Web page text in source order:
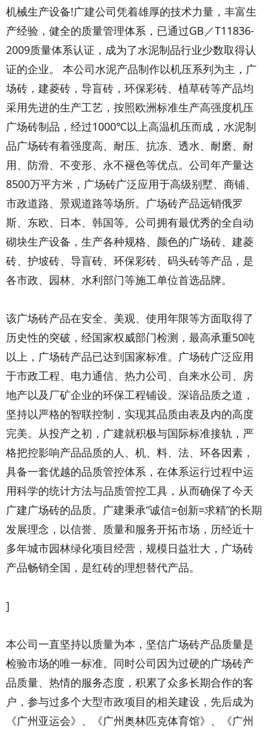
机械生产设备!广建公司凭着雄厚的技术力量，丰富生
产经验，健全的质量管理体系，已通过GB／T11836-
2009质量体系认证，成为了水泥制品行业少数取得认
证的企业。 本公司水泥产品制作以机压系列为主，广
场砖，建菱砖，导盲砖，环保彩砖、植草砖等产品均
采用先进的生产工艺，按照欧洲标准生产高强度机压
广场砖制品，经过1000℃以上高温机压而成，水泥制
品广场砖有着强度高、耐压、抗冻、透水、耐磨、耐
用、防滑、不变形、永不褪色等优点。公司年产量达
8500万平方米，广场砖广泛应用于高级别墅、商铺、
市政道路、景观道路等场所。广场砖产品远销俄罗
斯、东欧、日本、韩国等。公司拥有最优秀的全自动
砌块生产设备，生产各种规格、颜色的广场砖、建菱
砖、护坡砖、导盲砖、环保彩砖、码头砖等产品，是
各市政、园林、水利部门等施工单位首选品牌。
该广场砖产品在安全、美观、使用年限等方面取得了
历史性的突破，经国家权威部门检测，最高承重50吨
以上，广场砖产品已达到国家标准。广场砖广泛应用
于市政工程、电力通信、热力公司、自来水公司、房
地产以及厂矿企业的环保工程铺设。深谙品质之道，
坚持以严格的智联控制，实现其品质由表及内的高度
完美。从投产之初，广建就积极与国际标准接轨，严
格把控影响产品品质的人、机、料、法、环各因素，
具备一套优越的品质管控体系，在体系运行过程中运
用科学的统计方法与品质管控工具，从而确保了今天
广建广场砖的品质。广建秉承“诚信=创新=求精”的长期
发展理念，以信誉、质量和服务开拓市场，历经近十
多年城市园林绿化项目经营，规模日益壮大，广场砖
产品畅销全国，是红砖的理想替代产品。
]
本公司一直坚持以质量为本，坚信广场砖产品质量是
检验市场的唯一标准。同时公司因为过硬的广场砖产
品质量、热情的服务态度，积累了众多长期合作的客
户，参与过多个大型市政项目的相关建设，先后成为
《广州亚运会》、《广州奥林匹克体育馆》、《广州